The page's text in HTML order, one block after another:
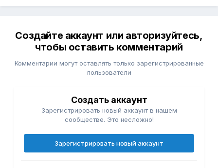
Создайте аккаунт или авторизуйтесь,
чтобы оставить комментарий
Комментарии могут оставлять только зарегистрированные
пользователи
Создать аккаунт
Зарегистрировать новый аккаунт в нашем
сообществе. Это несложно!
Зарегистрировать новый аккаунт